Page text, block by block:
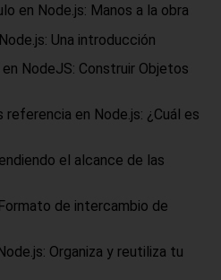
en Node.js: Manos a la obra
Una introducción
NodeJS: Construir Objetos
referencia en Node.js: ¿Cuál es
el alcance de las
de intercambio de
Organiza y reutiliza tu